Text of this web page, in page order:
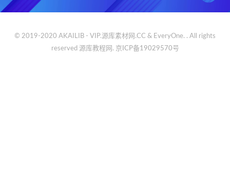
© 2019-2020 AKAILIB - VIP.源库素材网.CC & EveryOne. . All rights
reserved 源库教程网. 京ICP备19029570号